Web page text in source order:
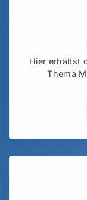
Hier erhältst
Thema